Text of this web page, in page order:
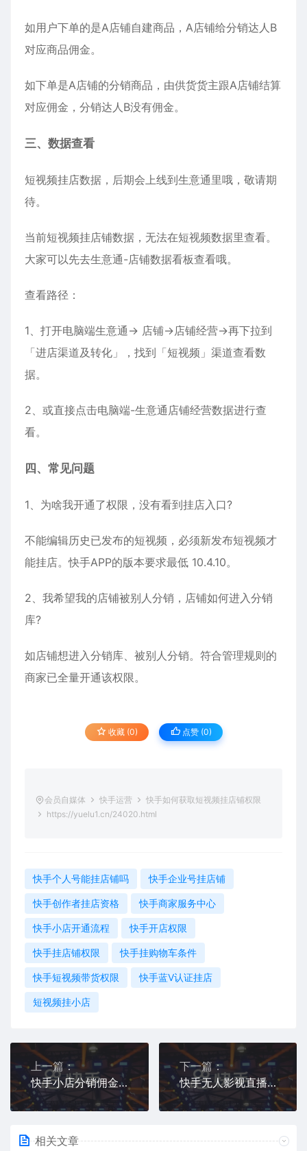
如用户下单的是A店铺自建商品，A店铺给分销达人B
对应商品佣金。
如下单是A店铺的分销商品，由供货货主跟A店铺结算
对应佣金，分销达人B没有佣金。
三、数据查看
短视频挂店数据，后期会上线到生意通里哦，敬请期
待。
当前短视频挂店铺数据，无法在短视频数据里查看。
大家可以先去生意通-店铺数据看板查看哦。
查看路径：
1、打开电脑端生意通-> 店铺->店铺经营->再下拉到
「进店渠道及转化」，找到「短视频」渠道查看数
据。
2、或直接点击电脑端-生意通店铺经营数据进行查
看。
四、常见问题
1、为啥我开通了权限，没有看到挂店入口?
不能编辑历史已发布的短视频，必须新发布短视频才
能挂店。快手APP的版本要求最低 10.4.10。
2、我希望我的店铺被别人分销，店铺如何进入分销
库?
如店铺想进入分销库、被别人分销。符合管理规则的
商家已全量开通该权限。
收藏 (0) 点赞 (0)
会员自媒体 快手运营
快手如何获取短视频挂店铺权限
https://yuelu1.cn/24020.html
快手个人号能挂店铺吗 快手企业号挂店铺
快手创作者挂店资格 快手商家服务中心
快手小店开通流程 快手开店权限
快手挂店铺权限 快手挂购物车条件
快手短视频带货权限 快手蓝V认证挂店
短视频挂小店
上一篇：
快手小店分销佣金怎么提现
下一篇：
快手无人影视直播赚钱吗
相关文章